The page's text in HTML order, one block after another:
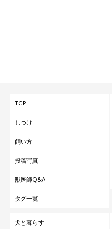
TOP
しつけ
飼い方
投稿写真
獣医師Q&A
タグ一覧
犬と暮らす